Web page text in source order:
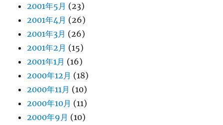
2001年5月 (23)
2001年4月 (26)
2001年3月 (26)
2001年2月 (15)
2001年1月 (16)
2000年12月 (18)
2000年11月 (10)
2000年10月 (11)
2000年9月 (10)